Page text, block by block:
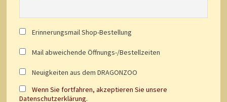
Erinnerungsmail Shop-Bestellung
Mail abweichende Öffnungs-/Bestellzeiten
Neuigkeiten aus dem DRAGONZOO
Wenn Sie fortfahren, akzeptieren Sie unsere
Datenschutzerklärung.